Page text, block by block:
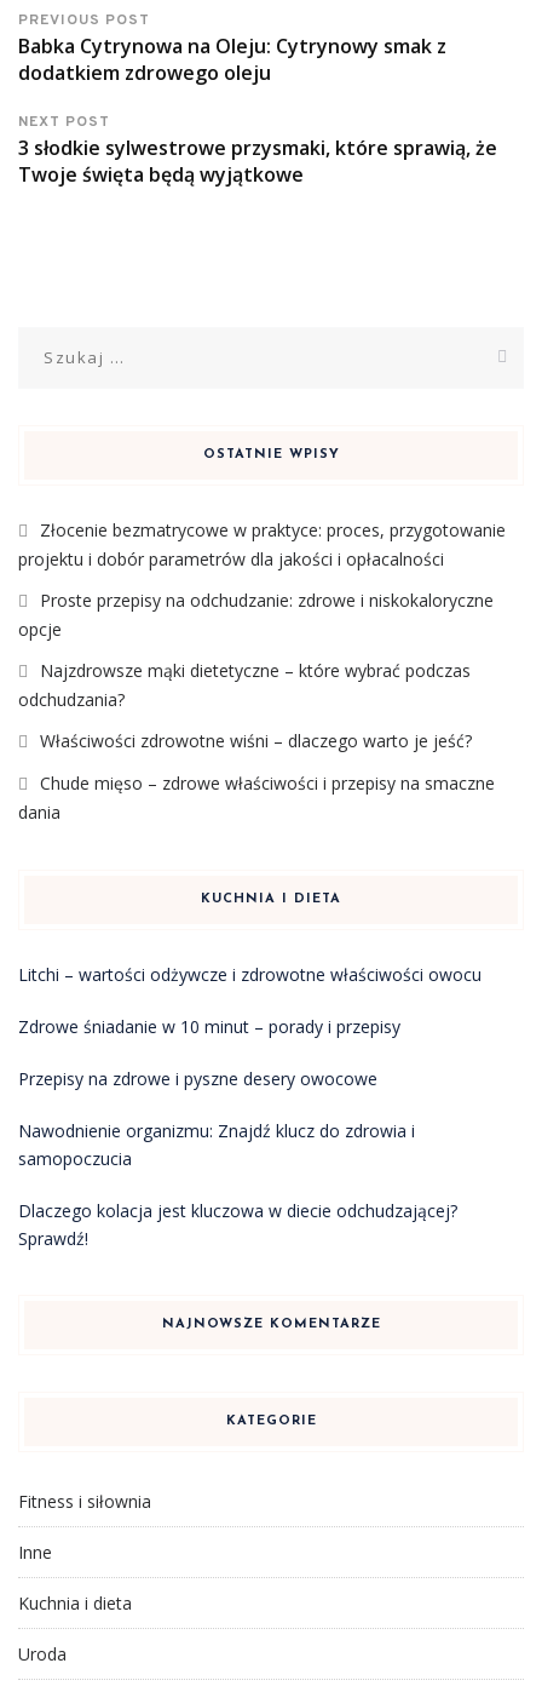
PREVIOUS POST
Babka Cytrynowa na Oleju: Cytrynowy smak z
dodatkiem zdrowego oleju
NEXT POST
3 słodkie sylwestrowe przysmaki, które sprawią, że
Twoje święta będą wyjątkowe
OSTATNIE WPISY
Złocenie bezmatrycowe w praktyce: proces, przygotowanie
projektu i dobór parametrów dla jakości i opłacalności
Proste przepisy na odchudzanie: zdrowe i niskokaloryczne
opcje
Najzdrowsze mąki dietetyczne – które wybrać podczas
odchudzania?
Właściwości zdrowotne wiśni – dlaczego warto je jeść?
Chude mięso – zdrowe właściwości i przepisy na smaczne
dania
KUCHNIA I DIETA
Litchi – wartości odżywcze i zdrowotne właściwości owocu
Zdrowe śniadanie w 10 minut – porady i przepisy
Przepisy na zdrowe i pyszne desery owocowe
Nawodnienie organizmu: Znajdź klucz do zdrowia i
samopoczucia
Dlaczego kolacja jest kluczowa w diecie odchudzającej?
Sprawdź!
NAJNOWSZE KOMENTARZE
KATEGORIE
Fitness i siłownia
Inne
Kuchnia i dieta
Uroda